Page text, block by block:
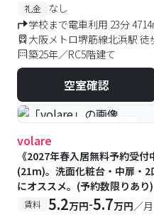
礼金
なし
学校まで電車利用 23分
大阪メトロ堺筋線北浜駅 徒
築25年／RC5階建て
空室確認
#予約受付中 #空室待ち
volare
《2027年春入居無料予約受
(21m)。洗面化粧台・中扉・
にオススメ。(予約数限りあり)
賃料 5.2万円-5.7万円／月